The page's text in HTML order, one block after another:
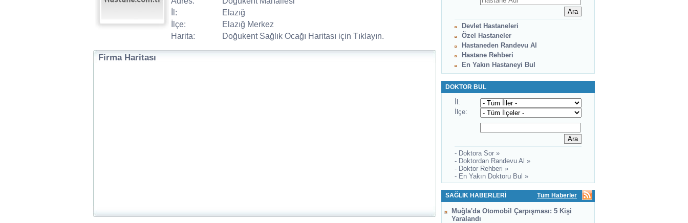
İl:
Elazığ
İlçe:
Elazığ Merkez
Harita:
Doğukent Sağlık Ocağı Haritası için Tıklayın.
Firma Haritası
Devlet Hastaneleri
Özel Hastaneler
Hastaneden Randevu Al
Hastane Rehberi
En Yakın Hastaneyi Bul
DOKTOR BUL
İl:
İlçe:
- Doktora Sor »
- Doktordan Randevu Al »
- Doktor Rehberi »
- En Yakın Doktoru Bul »
SAĞLIK HABERLERİ Tüm Haberler
Muğla'da Otomobil Çarpışması: 5 Kişi
Yaralandı